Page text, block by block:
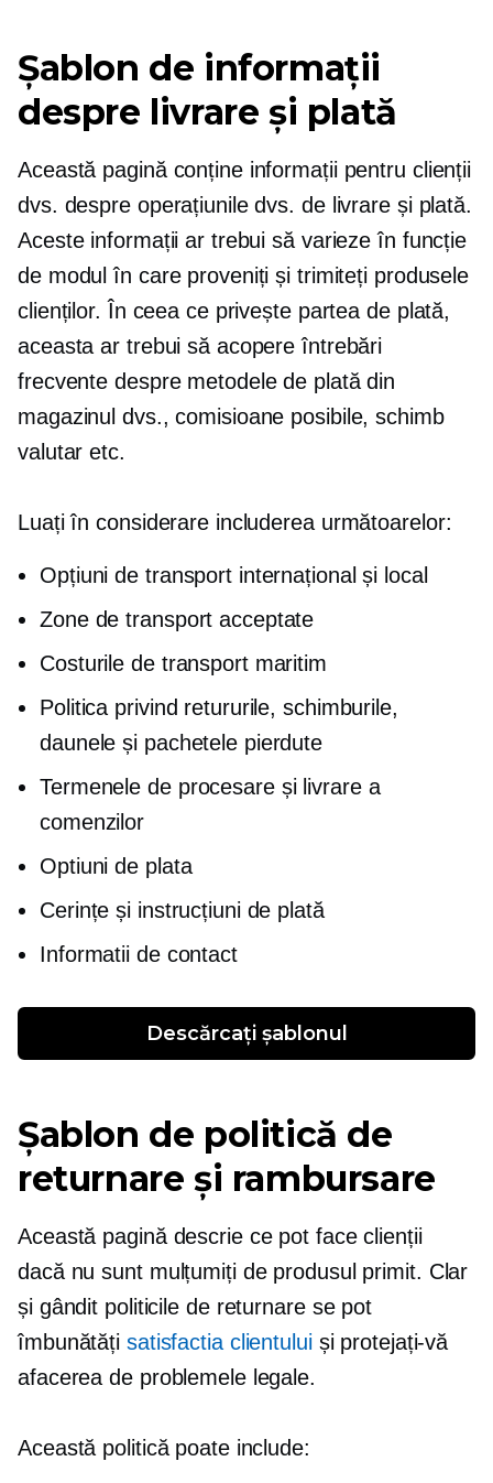
Șablon de informații
despre livrare și plată
Această pagină conține informații pentru clienții
dvs. despre operațiunile dvs. de livrare și plată.
Aceste informații ar trebui să varieze în funcție
de modul în care proveniți și trimiteți produsele
clienților. În ceea ce privește partea de plată,
aceasta ar trebui să acopere întrebări
frecvente despre metodele de plată din
magazinul dvs., comisioane posibile, schimb
valutar etc.
Luați în considerare includerea următoarelor:
Opțiuni de transport internațional și local
Zone de transport acceptate
Costurile de transport maritim
Politica privind retururile, schimburile,
daunele și pachetele pierdute
Termenele de procesare și livrare a
comenzilor
Optiuni de plata
Cerințe și instrucțiuni de plată
Informatii de contact
Descărcați șablonul
Șablon de politică de
returnare și rambursare
Această pagină descrie ce pot face clienții
dacă nu sunt mulțumiți de produsul primit. Clar
și gândit politicile de returnare se pot
îmbunătăți satisfactia clientuluiși protejați-vă
afacerea de problemele legale.
Această politică poate include: